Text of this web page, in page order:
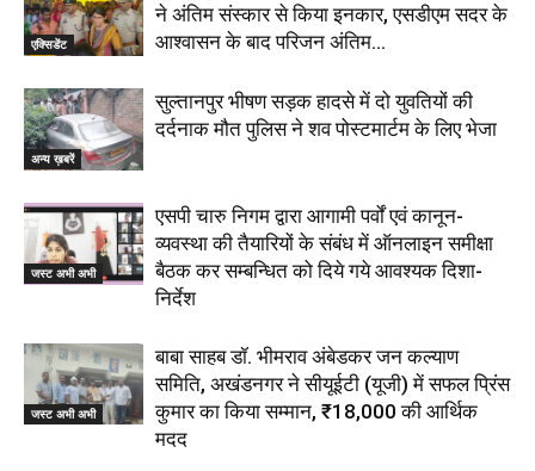
एक्सिडेंट
ने अंतिम संस्कार से किया इनकार, एसडीएम सदर के
आश्वासन के बाद परिजन अंतिम...
अन्य ख़बरें
सुल्तानपुर भीषण सड़क हादसे में दो युवतियों की
दर्दनाक मौत पुलिस ने शव पोस्टमार्टम के लिए भेजा
जस्ट अभी अभी
एसपी चारु निगम द्वारा आगामी पर्वों एवं कानून-
व्यवस्था की तैयारियों के संबंध में ऑनलाइन समीक्षा
बैठक कर सम्बन्धित को दिये गये आवश्यक दिशा-
निर्देश
जस्ट अभी अभी
बाबा साहब डॉ. भीमराव अंबेडकर जन कल्याण
समिति, अखंडनगर ने सीयूईटी (यूजी) में सफल प्रिंस
कुमार का किया सम्मान, ₹18,000 की आर्थिक
मदद